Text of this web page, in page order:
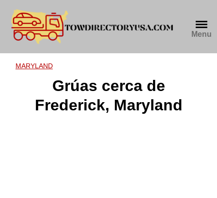
content
Menu
MARYLAND
Grúas cerca de
Frederick, Maryland